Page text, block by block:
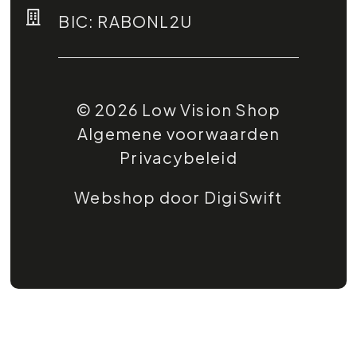
BIC: RABONL2U
© 2026 Low Vision Shop
Algemene voorwaarden
Privacybeleid
Webshop door DigiSwift